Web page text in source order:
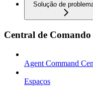
Solução de
Central de Comando
Agent Command
Espaços